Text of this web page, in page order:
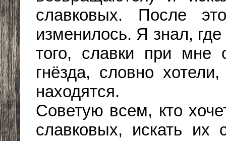
славковых. После
изменилось. Я знал,
того, славки при мне
гнёзда, словно
находятся.
Советую всем, кто
славковых, искать их